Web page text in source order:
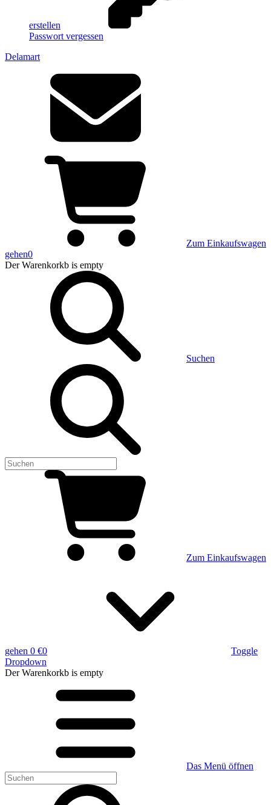
erstellen
Passwort vergessen
Delamart
Zum Einkaufswagen
gehen0
Der Warenkorkb is empty
Suchen
Zum Einkaufswagen
gehen 0 €0
Toggle
Dropdown
Der Warenkorkb is empty
Das Menü öffnen